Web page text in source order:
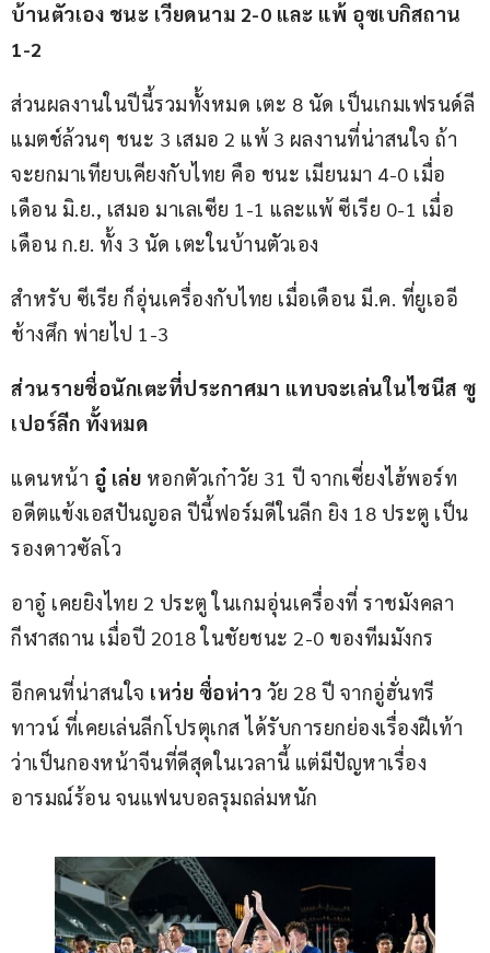
บ้านตัวเอง ชนะ เวียดนาม 2-0 และ แพ้ อุซเบกิสถาน
1-2
ส่วนผลงานในปีนี้รวมทั้งหมด เตะ 8 นัด เป็นเกมเฟรนด์ลี
แมตช์ล้วนๆ ชนะ 3 เสมอ 2 แพ้ 3 ผลงานที่น่าสนใจ ถ้า
จะยกมาเทียบเคียงกับไทย คือ ชนะ เมียนมา 4-0 เมื่อ
เดือน มิ.ย., เสมอ มาเลเซีย 1-1 และแพ้ ซีเรีย 0-1 เมื่อ
เดือน ก.ย. ทั้ง 3 นัด เตะในบ้านตัวเอง
สำหรับ ซีเรีย ก็อุ่นเครื่องกับไทย เมื่อเดือน มี.ค. ที่ยูเออี
ช้างศึก พ่ายไป 1-3
ส่วนรายชื่อนักเตะที่ประกาศมา แทบจะเล่นในไชนีส ซู
เปอร์ลีก ทั้งหมด
แดนหน้า อู๋ เล่ย หอกตัวเก๋าวัย 31 ปี จากเซี่ยงไฮ้พอร์ท
อดีตแข้งเอสปันญอล ปีนี้ฟอร์มดีในลีก ยิง 18 ประตู เป็น
รองดาวซัลโว
อาอู๋ เคยยิงไทย 2 ประตู ในเกมอุ่นเครื่องที่ ราชมังคลา
กีฬาสถาน เมื่อปี 2018 ในชัยชนะ 2-0 ของทีมมังกร
อีกคนที่น่าสนใจ เหว่ย ซื่อห่าว วัย 28 ปี จากอู่ฮั่นทรี
ทาวน์ ที่เคยเล่นลีกโปรตุเกส ได้รับการยกย่องเรื่องฝีเท้า
ว่าเป็นกองหน้าจีนที่ดีสุดในเวลานี้ แต่มีปัญหาเรื่อง
อารมณ์ร้อน จนแฟนบอลรุมถล่มหนัก